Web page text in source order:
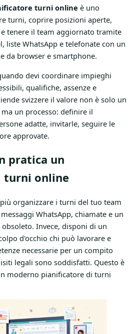
turni online è uno
turni, coprire posizioni aperte,
tenere il team aggiornato tramite
liste WhatsApp e telefonate con un
da browser e smartphone.
devi coordinare impieghi
qualifiche, assenze e
svizzere il valore non è solo un
un processo: definire il
adatte, invitarle, seguire le
approvate.
pratica un
turni online
organizzare i turni del tuo team
WhatsApp, chiamate e un
Invece, disponi di un
d'occhio chi può lavorare e
necessarie per un compito
legali sono soddisfatti. Questo è
moderno pianificatore di turni